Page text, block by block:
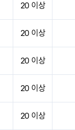
20 이상
20 이상
20 이상
20 이상
20 이상